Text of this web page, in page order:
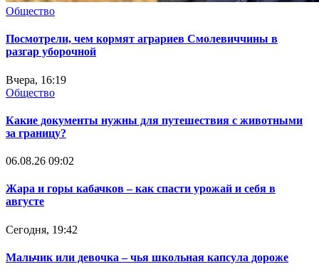
Общество
Посмотрели, чем кормят аграриев Смолевиччины в
разгар уборочной
Вчера, 16:19
Общество
Какие документы нужны для путешествия с животными
за границу?
06.08.26 09:02
Жара и горы кабачков – как спасти урожай и себя в
августе
Сегодня, 19:42
Мальчик или девочка – чья школьная капсула дороже